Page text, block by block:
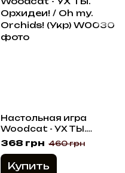
Настольная игра
Woodcat - УХ ТЫ.
Орхидеи! / Oh my.
Orchids! (Укр)
368 грн 460 грн
Купить